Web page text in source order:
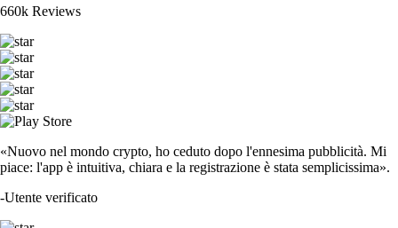
660k Reviews
«Nuovo nel mondo crypto, ho ceduto dopo l'ennesima pubblicità. Mi
piace: l'app è intuitiva, chiara e la registrazione è stata semplicissima».
-Utente verificato